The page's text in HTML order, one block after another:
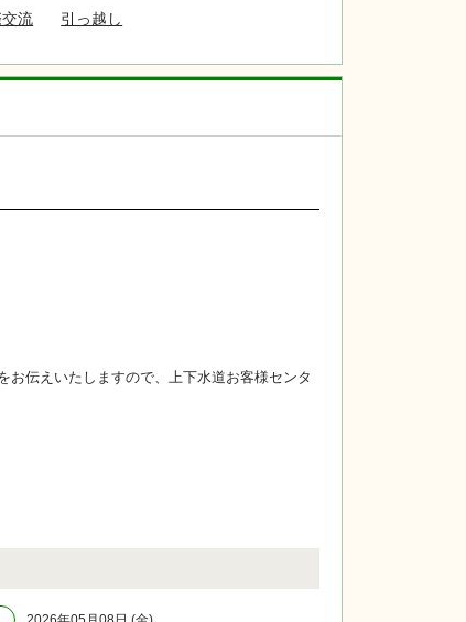
交流 引っ越し
伝えいたしますので、上下水道お客様センタ